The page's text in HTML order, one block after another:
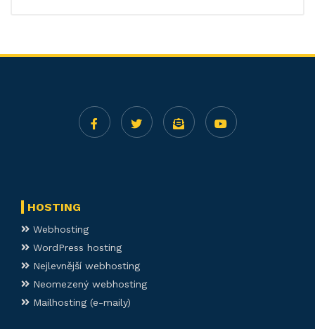
HOSTING
Webhosting
WordPress hosting
Nejlevnější webhosting
Neomezený webhosting
Mailhosting (e-maily)